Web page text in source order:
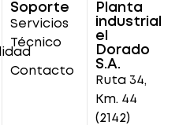
Soporte
Servicios
Técnico
Contacto
Planta
industrial
el
Dorado
S.A.
Ruta 34,
Km. 44
(2142)